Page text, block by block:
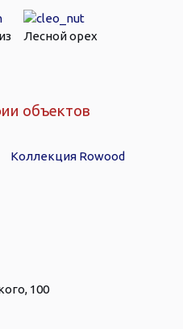
Лесной орех
объектов
Коллекция Rowood
100